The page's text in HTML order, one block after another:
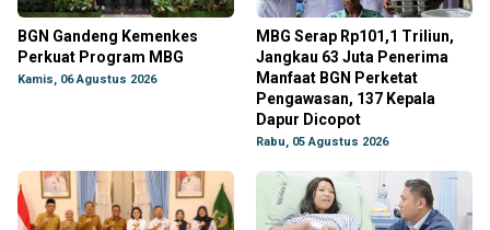
BGN Gandeng Kemenkes
Perkuat Program MBG
Kamis, 06 Agustus 2026
MBG Serap Rp101,1 Triliun,
Jangkau 63 Juta Penerima
Manfaat BGN Perketat
Pengawasan, 137 Kepala
Dapur Dicopot
Rabu, 05 Agustus 2026